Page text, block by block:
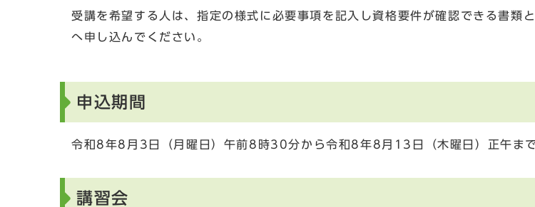
受講を希望する人は、指定の様式に必要事項を記入し資格要件が確認できる書類
へ申し込んでください。
申込期間
令和8年8月3日（月曜日）午前8時30分から令和8年8月13日（木曜日）正午ま
講習会